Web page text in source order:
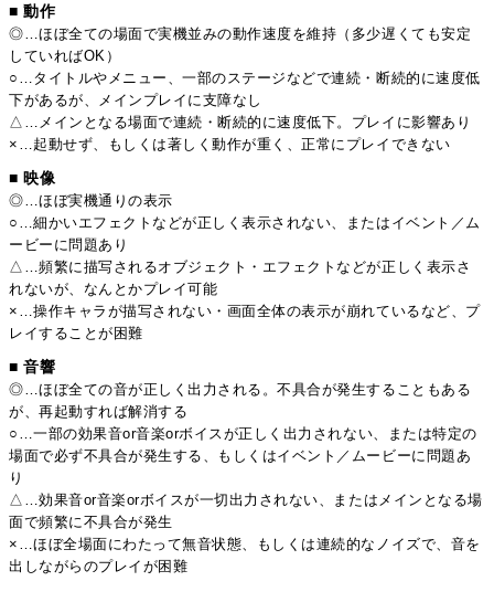
■ 動作
◎…ほぼ全ての場面で実機並みの動作速度を維持（多少遅くても安定
していればOK）
○…タイトルやメニュー、一部のステージなどで連続・断続的に速度低
下があるが、メインプレイに支障なし
△…メインとなる場面で連続・断続的に速度低下。プレイに影響あり
×…起動せず、もしくは著しく動作が重く、正常にプレイできない
■ 映像
◎…ほぼ実機通りの表示
○…細かいエフェクトなどが正しく表示されない、またはイベント／ム
ービーに問題あり
△…頻繁に描写されるオブジェクト・エフェクトなどが正しく表示さ
れないが、なんとかプレイ可能
×…操作キャラが描写されない・画面全体の表示が崩れているなど、プ
レイすることが困難
■ 音響
◎…ほぼ全ての音が正しく出力される。不具合が発生することもある
が、再起動すれば解消する
○…一部の効果音or音楽orボイスが正しく出力されない、または特定の
場面で必ず不具合が発生する、もしくはイベント／ムービーに問題あ
り
△…効果音or音楽orボイスが一切出力されない、またはメインとなる場
面で頻繁に不具合が発生
×…ほぼ全場面にわたって無音状態、もしくは連続的なノイズで、音を
出しながらのプレイが困難